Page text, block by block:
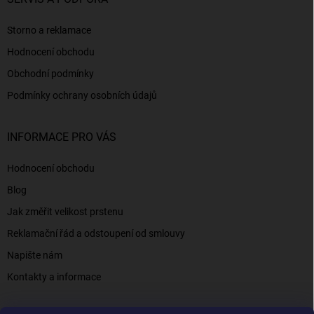
Storno a reklamace
Hodnocení obchodu
Obchodní podmínky
Podmínky ochrany osobních údajů
INFORMACE PRO VÁS
Hodnocení obchodu
Blog
Jak změřit velikost prstenu
Reklamační řád a odstoupení od smlouvy
Napište nám
Kontakty a informace